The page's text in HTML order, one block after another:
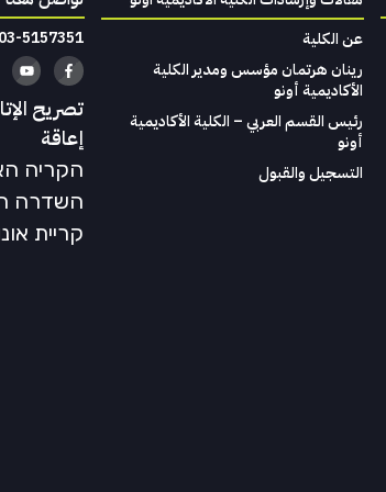
عن الكلية
رينان هرتمان مؤسس ومدير الكلية
الأكاديمية أونو
رئيس القسم العربي – الكلية الأكاديمية
أونو
التسجيل والقبول
03-5157351
تصريح
إعاقة
הקריה
השדרה
קריית אונו